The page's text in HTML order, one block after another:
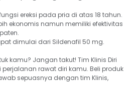
ereksi pada pria di atas 18 tahun.
ekonomis namun memiliki efektivitas
dimulai dari Sildenafil 50 mg.
kamu? Jangan takut! Tim Klinis Diri
rawat diri kamu. Beli produk
sepuasnya dengan tim Klinis,